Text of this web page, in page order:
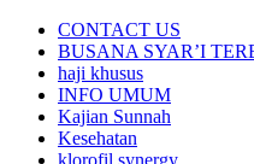
CONTACT US
BUSANA SYAR’I
haji khusus
INFO UMUM
Kajian Sunnah
Kesehatan
klorofil synergy